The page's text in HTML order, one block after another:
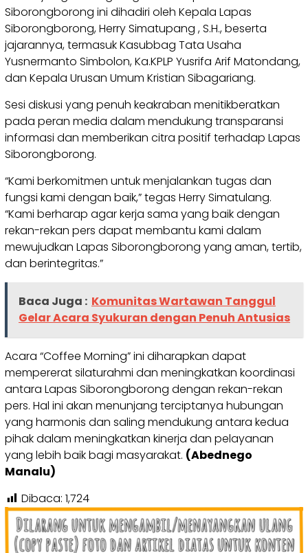
Siborongborong ini dihadiri oleh Kepala Lapas
Siborongborong, Herry Simatupang , S.H., beserta
jajarannya, termasuk Kasubbag Tata Usaha
Yusnermanto Simbolon, Ka.KPLP Yusrifa Arif Matondang,
dan Kepala Urusan Umum Kristian Sibagariang.
Sesi diskusi yang penuh keakraban menitikberatkan
pada peran media dalam mendukung transparansi
informasi dan memberikan citra positif terhadap Lapas
Siborongborong.
“Kami berkomitmen untuk menjalankan tugas dan
fungsi kami dengan baik,” tegas Herry Simatulang.
“Kami berharap agar kerja sama yang baik dengan
rekan-rekan pers dapat membantu kami dalam
mewujudkan Lapas Siborongborong yang aman, tertib,
dan berintegritas.”
Baca Juga : Komunitas Wartawan Tanggul
Gelar Acara Syukuran dengan Penuh Antusias
Acara “Coffee Morning” ini diharapkan dapat
mempererat silaturahmi dan meningkatkan koordinasi
antara Lapas Siborongborong dengan rekan-rekan
pers. Hal ini akan menunjang terciptanya hubungan
yang harmonis dan saling mendukung antara kedua
pihak dalam meningkatkan kinerja dan pelayanan
yang lebih baik bagi masyarakat. (Abednego
Manalu)
Dibaca: 1,724